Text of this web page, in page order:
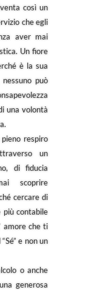
così un
che egli
aver mai
Un fiore
è la sua
può
una volontà
respiro
un
di fiducia
scoprire
cercare di
più contabile
amore che ti
e non un
o anche
generosa